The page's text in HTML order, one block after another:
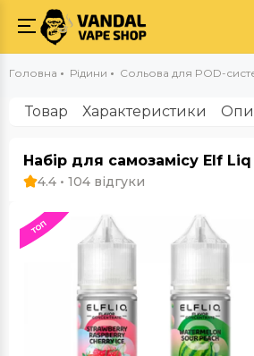
Головна Рідини Сольова для POD-
Товар Характеристики
Набір для самозамісу Elf
4.4 • 104 відгуки